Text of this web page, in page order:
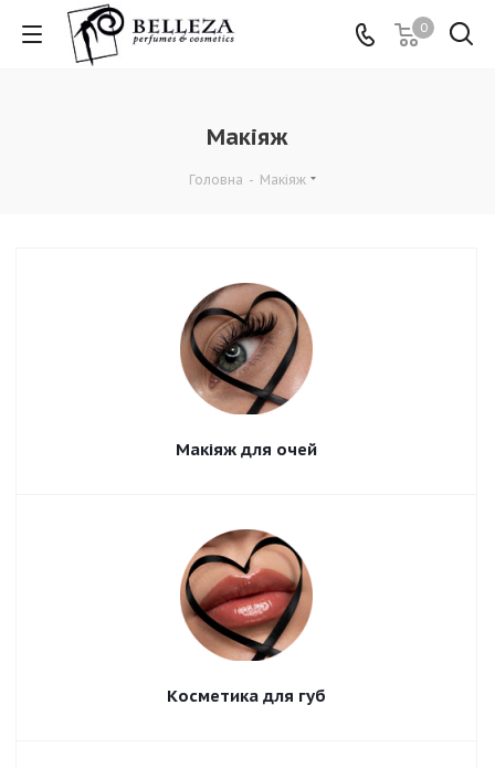
0
Макіяж
Головна - Макіяж
Макіяж для очей
Косметика для губ